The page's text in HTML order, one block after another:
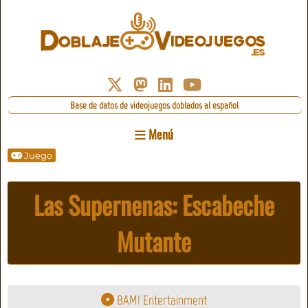
Base de datos de videojuegos doblados al español
Menú
Juego
Las Supernenas: Escabeche
Mutante
BAM! Entertainment